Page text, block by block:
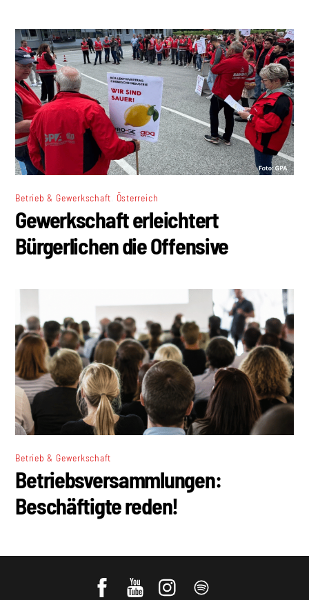
Betrieb & Gewerkschaft Österreich
Gewerkschaft erleichtert
Bürgerlichen die Offensive
Betrieb & Gewerkschaft
Betriebsversammlungen:
Beschäftigte reden!